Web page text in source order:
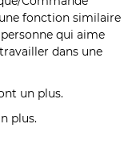
fonction similaire
qui aime
dans une
un plus.
plus.